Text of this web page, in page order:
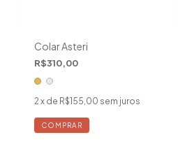
Colar Asteri
R$310,00
2 x de R$155,00 sem juros
COMPRAR